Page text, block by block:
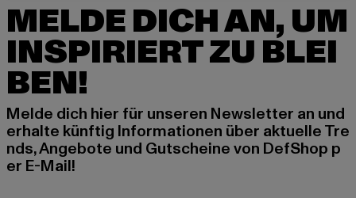
MELDE DICH AN, UM
INSPIRIERT ZU BLEI
BEN!
Melde dich hier für unseren Newsletter an und
erhalte künftig Informationen über aktuelle Tre
nds, Angebote und Gutscheine von DefShop p
er E-Mail!